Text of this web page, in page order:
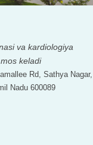
va kardiologiya
keladi
Rd, Sathya Nagar,
Nadu 600089